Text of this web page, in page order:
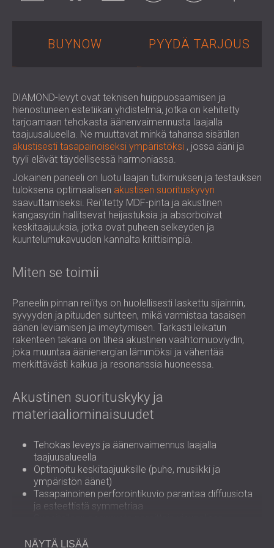
AKUSTIIKKA
AUDIOLOGIAN ALALLE
ÄÄNIERISTYS JA AKUSTISET RATKAISUT
KONESALEIHIN
РОССИЯ (RU)
BUYNOW PYYDÄ TARJOUS
DIAMOND-levyt ovat teknisen huippuosaamisen ja
hienostuneen estetiikan yhdistelmä, jotka on kehitetty
tarjoamaan tehokasta äänenvaimennusta laajalla
taajuusalueella. Ne muuttavat minkä tahansa sisätilan
akustisesti tasapainoiseksi ympäristöksi , jossa ääni ja
tyyli elävät täydellisessä harmoniassa.
Jokainen paneeli on luotu laajan tutkimuksen ja testauksen
tuloksena optimaalisen akustisen suorituskyvyn
saavuttamiseksi. Rei'itetty MDF-pinta ja akustinen
kangasydin hallitsevat heijastuksia ja absorboivat
keskitaajuuksia, jotka ovat puheen selkeyden ja
kuuntelumukavuuden kannalta kriittisimpiä.
Miten se toimii
Paneelin pinnan rei'itys on huolellisesti laskettu sijainnin,
syvyyden ja pituuden suhteen, mikä varmistaa tasaisen
äänen leviämisen ja imeytymisen. Tarkasti leikatun
rakenteen takana on tiheä akustinen vaahtomuoviydin,
joka muuntaa äänienergian lämmöksi ja vähentää
merkittävästi kaikua ja resonanssia huoneessa.
Akustinen suorituskyky ja
materiaaliominaisuudet
Tehokas leveys ja äänenvaimennus laajalla
taajuusalueella
Optimoitu keskitaajuuksille (puhe, musiikki ja
ympäristön äänet)
Tasapainoinen perforointikuvio parantaa diffuusiota
ja esteettistä symmetriaa
Valmistettu ensiluokkaisista, kestävistä
NÄYTÄ LISÄÄ